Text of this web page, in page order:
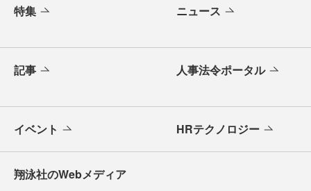
特集 ニュース
記事 人事法令ポータル
イベント HRテクノロジー
翔泳社のWebメディア